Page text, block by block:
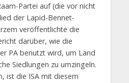
Partei auf (die vor nicht
der Lapid-Bennet-
veröffentlichte die
darüber, wie die
PA benutzt wird, um Land
Siedlungen zu umzingeln.
ist die ISA mit diesem